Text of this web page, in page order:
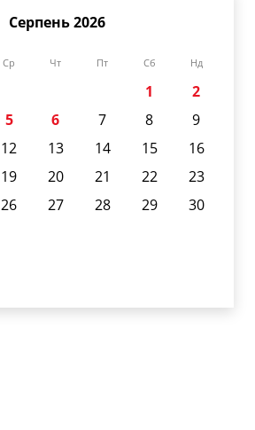
Серпень 2026
Ср Чт Пт Сб Нд
1
2
5 6 7 8
9
12 13 14 15
16
19 20 21 22
23
26 27 28 29
30